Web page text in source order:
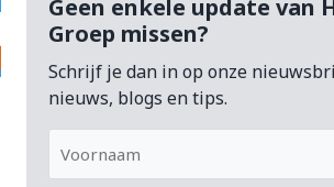
Geen enkele update van
Groep missen?
Schrijf je dan in op onze
nieuws, blogs en tips.
Voornaam